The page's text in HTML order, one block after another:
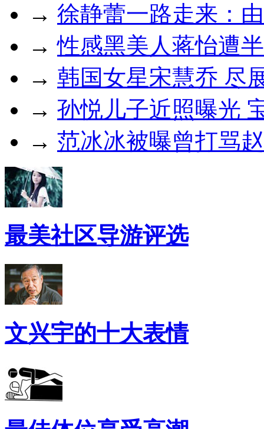
→ 徐静蕾一路走来：
→性感黑美人蒋怡遭
→ 韩国女星宋慧乔 尽
→ 孙悦儿子近照曝光
→ 范冰冰被曝曾打骂
最美社区导游评选
文兴宇的十大表情